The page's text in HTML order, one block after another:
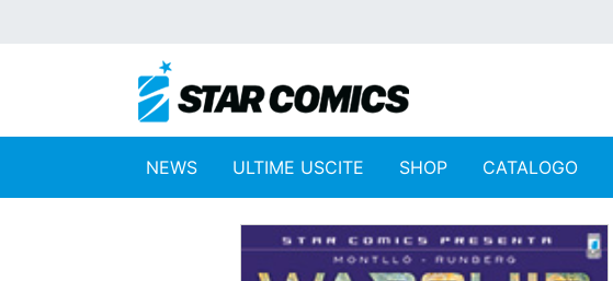
NEWS ULTIME USCITE SHOP CATALOGO